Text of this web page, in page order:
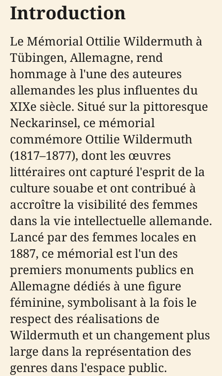
Introduction
Le Mémorial Ottilie Wildermuth à
Tübingen, Allemagne, rend
hommage à l'une des auteures
allemandes les plus influentes du
XIXe siècle. Situé sur la pittoresque
Neckarinsel, ce mémorial
commémore Ottilie Wildermuth
(1817–1877), dont les œuvres
littéraires ont capturé l'esprit de la
culture souabe et ont contribué à
accroître la visibilité des femmes
dans la vie intellectuelle allemande.
Lancé par des femmes locales en
1887, ce mémorial est l'un des
premiers monuments publics en
Allemagne dédiés à une figure
féminine, symbolisant à la fois le
respect des réalisations de
Wildermuth et un changement plus
large dans la représentation des
genres dans l'espace public.